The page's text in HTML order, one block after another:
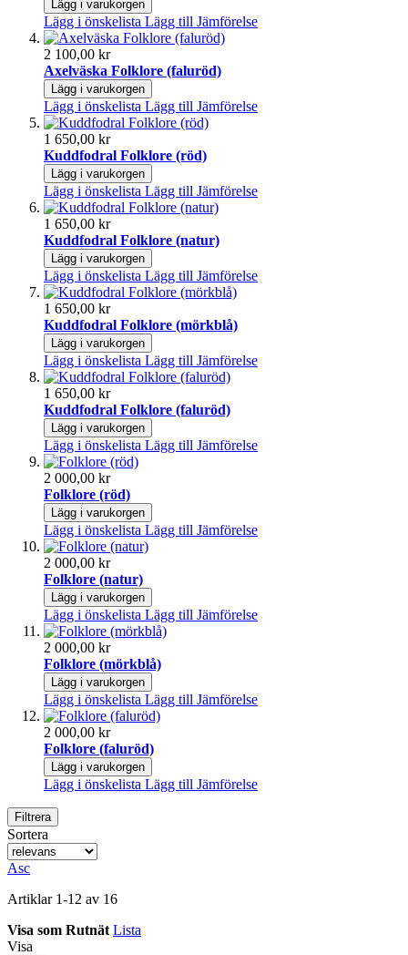
Lägg i varukorgen
Lägg i önskelista Lägg till Jämförelse
2 100,00 kr
Axelväska Folklore (faluröd)
Lägg i varukorgen
Lägg i önskelista Lägg till Jämförelse
1 650,00 kr
Kuddfodral Folklore (röd)
Lägg i varukorgen
Lägg i önskelista Lägg till Jämförelse
1 650,00 kr
Kuddfodral Folklore (natur)
Lägg i varukorgen
Lägg i önskelista Lägg till Jämförelse
1 650,00 kr
Kuddfodral Folklore (mörkblå)
Lägg i varukorgen
Lägg i önskelista Lägg till Jämförelse
1 650,00 kr
Kuddfodral Folklore (faluröd)
Lägg i varukorgen
Lägg i önskelista Lägg till Jämförelse
2 000,00 kr
Folklore (röd)
Lägg i varukorgen
Lägg i önskelista Lägg till Jämförelse
2 000,00 kr
Folklore (natur)
Lägg i varukorgen
Lägg i önskelista Lägg till Jämförelse
2 000,00 kr
Folklore (mörkblå)
Lägg i varukorgen
Lägg i önskelista Lägg till Jämförelse
2 000,00 kr
Folklore (faluröd)
Lägg i varukorgen
Lägg i önskelista Lägg till Jämförelse
Filtrera
Sortera
Asc
Artiklar 1-12 av 16
Visa som Rutnät Lista
Visa